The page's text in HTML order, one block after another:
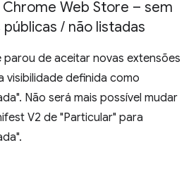
Web Store – sem
/ não listadas
parou de aceitar novas extensões
visibilidade definida como
Não será mais possível mudar
V2 de "Particular" para